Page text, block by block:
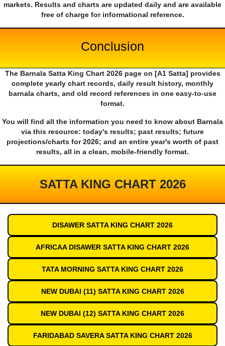
markets. Results and charts are updated daily and are available
free of charge for informational reference.
Conclusion
The Barnala Satta King Chart 2026 page on [A1 Satta] provides
complete yearly chart records, daily result history, monthly
barnala charts, and old record references in one easy-to-use
format.
You will find all the information you need to know about Barnala
via this resource: today's results; past results; future
projections/charts for 2026; and an entire year's worth of past
results, all in a clean, mobile-friendly format.
SATTA KING CHART 2026
DISAWER SATTA KING CHART 2026
AFRICAA DISAWER SATTA KING CHART 2026
TATA MORNING SATTA KING CHART 2026
NEW DUBAI (11) SATTA KING CHART 2026
NEW DUBAI (12) SATTA KING CHART 2026
FARIDABAD SAVERA SATTA KING CHART 2026